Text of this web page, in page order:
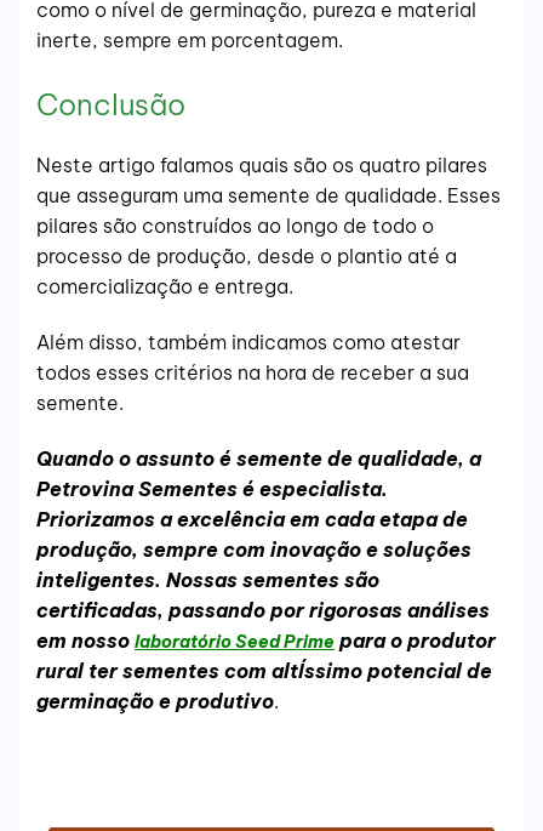
como o nível de germinação, pureza e material
inerte, sempre em porcentagem.
Conclusão
Neste artigo falamos quais são os quatro pilares
que asseguram uma semente de qualidade. Esses
pilares são construídos ao longo de todo o
processo de produção, desde o plantio até a
comercialização e entrega.
Além disso, também indicamos como atestar
todos esses critérios na hora de receber a sua
semente.
Quando o assunto é semente de qualidade, a
Petrovina Sementes é especialista.
Priorizamos a excelência em cada etapa de
produção, sempre com inovação e soluções
inteligentes. Nossas sementes são
certificadas, passando por rigorosas análises
em nosso laboratório Seed Prime para o produtor
rural ter sementes com altÍssimo potencial de
germinação e produtivo.